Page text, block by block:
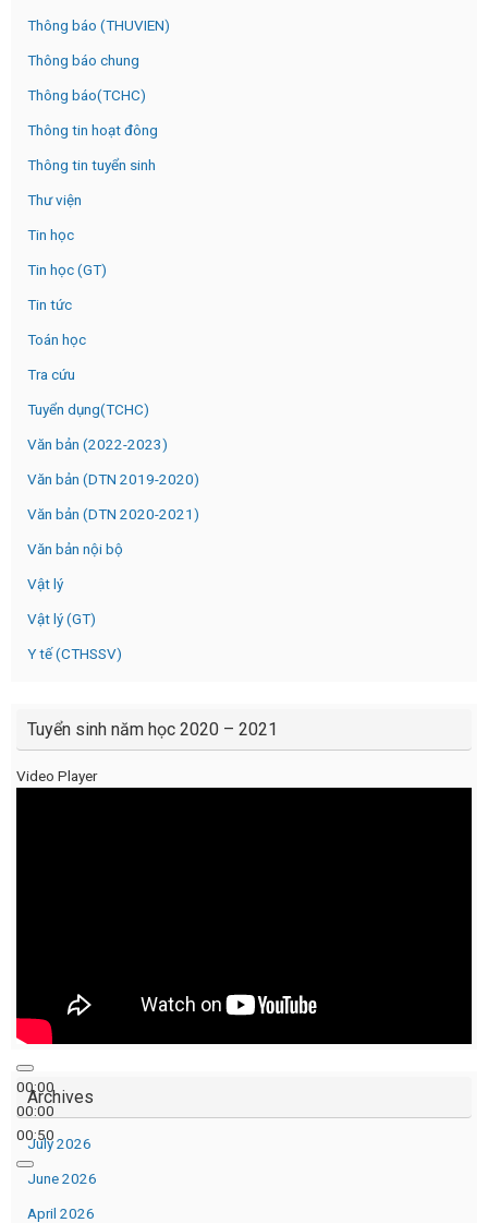
Thông báo (THUVIEN)
Thông báo chung
Thông báo(TCHC)
Thông tin hoạt đông
Thông tin tuyển sinh
Thư viện
Tin học
Tin học (GT)
Tin tức
Toán học
Tra cứu
Tuyển dụng(TCHC)
Văn bản (2022-2023)
Văn bản (DTN 2019-2020)
Văn bản (DTN 2020-2021)
Văn bản nội bộ
Vật lý
Vật lý (GT)
Y tế (CTHSSV)
Tuyển sinh năm học 2020 – 2021
Video Player
00:00
00:00
00:50
Archives
July 2026
June 2026
April 2026